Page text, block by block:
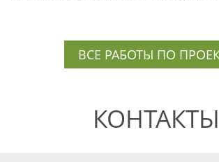
ВСЕ РАБОТЫ ПО
КОНТАКТЫ